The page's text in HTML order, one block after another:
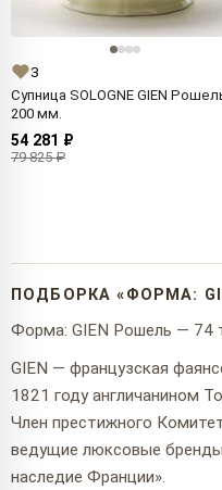
3
Супница SOLOGNE GIEN
200 мм.
54 281 ₽
79 825 ₽
ПОДБОРКА «ФОРМА:
Форма: GIEN Рошель — 74
GIEN — французская
1821 году англичанином
Член престижного
ведущие люксовые
наследие Франции».